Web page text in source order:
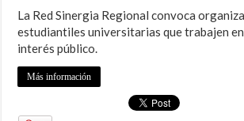
La Red Sinergia Regional convoca
estudiantiles universitarias que trabajen
interés público.
Más información